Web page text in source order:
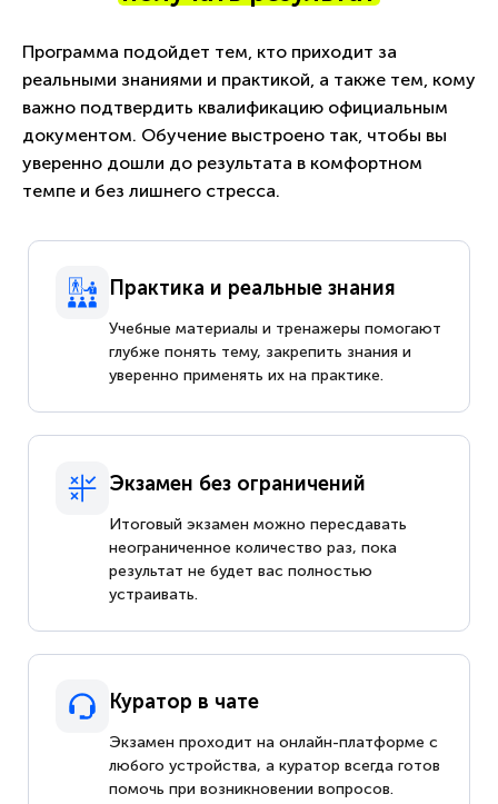
Программа подойдет тем, кто приходит за
реальными знаниями и практикой, а также тем, кому
важно подтвердить квалификацию официальным
документом. Обучение выстроено так, чтобы вы
уверенно дошли до результата в комфортном
темпе и без лишнего стресса.
Практика и реальные знания
Учебные материалы и тренажеры помогают
глубже понять тему, закрепить знания и
уверенно применять их на практике.
Экзамен без ограничений
Итоговый экзамен можно пересдавать
неограниченное количество раз, пока
результат не будет вас полностью
устраивать.
Куратор в чате
Экзамен проходит на онлайн-платформе с
любого устройства, а куратор всегда готов
помочь при возникновении вопросов.